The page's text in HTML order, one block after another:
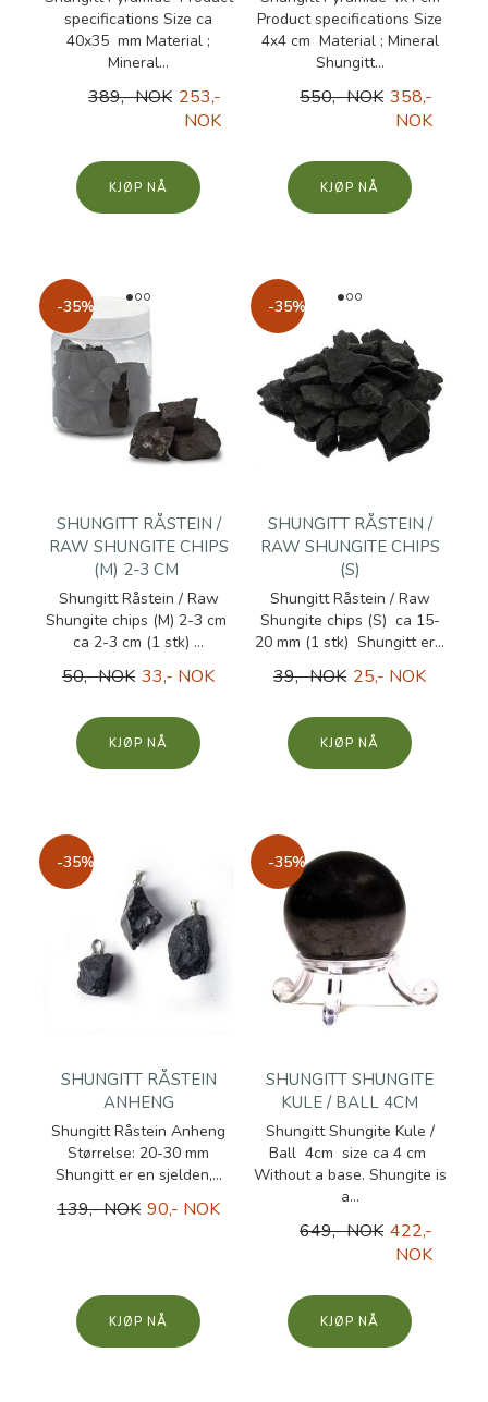
specifications Size ca
40x35 mm Material ;
Mineral...
389,- NOK 253,-
NOK
KJØP
Product specifications Size
4x4 cm Material ; Mineral
Shungitt...
550,- NOK 358,-
NOK
KJØP
-35%
SHUNGITT RÅSTEIN /
RAW SHUNGITE CHIPS
(M) 2-3 CM
Shungitt Råstein / Raw
Shungite chips (M) 2-3 cm
ca 2-3 cm (1 stk) ...
50,- NOK 33,- NOK
KJØP
-35%
SHUNGITT RÅSTEIN /
RAW SHUNGITE CHIPS
(S)
Shungitt Råstein / Raw
Shungite chips (S) ca 15-
20 mm (1 stk) Shungitt er...
39,- NOK 25,- NOK
KJØP
-35%
SHUNGITT RÅSTEIN
ANHENG
Shungitt Råstein Anheng
Størrelse: 20-30 mm
Shungitt er en sjelden,...
139,- NOK 90,- NOK
KJØP
-35%
SHUNGITT SHUNGITE
KULE / BALL 4CM
Shungitt Shungite Kule /
Ball 4cm size ca 4 cm
Without a base. Shungite is
a...
649,- NOK 422,-
NOK
KJØP